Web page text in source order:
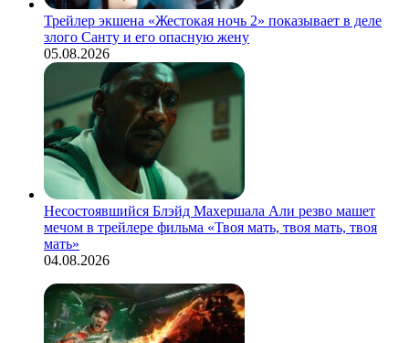
Трейлер экшена «Жестокая ночь 2» показывает в деле
злого Санту и его опасную жену
05.08.2026
Несостоявшийся Блэйд Махершала Али резво машет
мечом в трейлере фильма «Твоя мать, твоя мать, твоя
мать»
04.08.2026